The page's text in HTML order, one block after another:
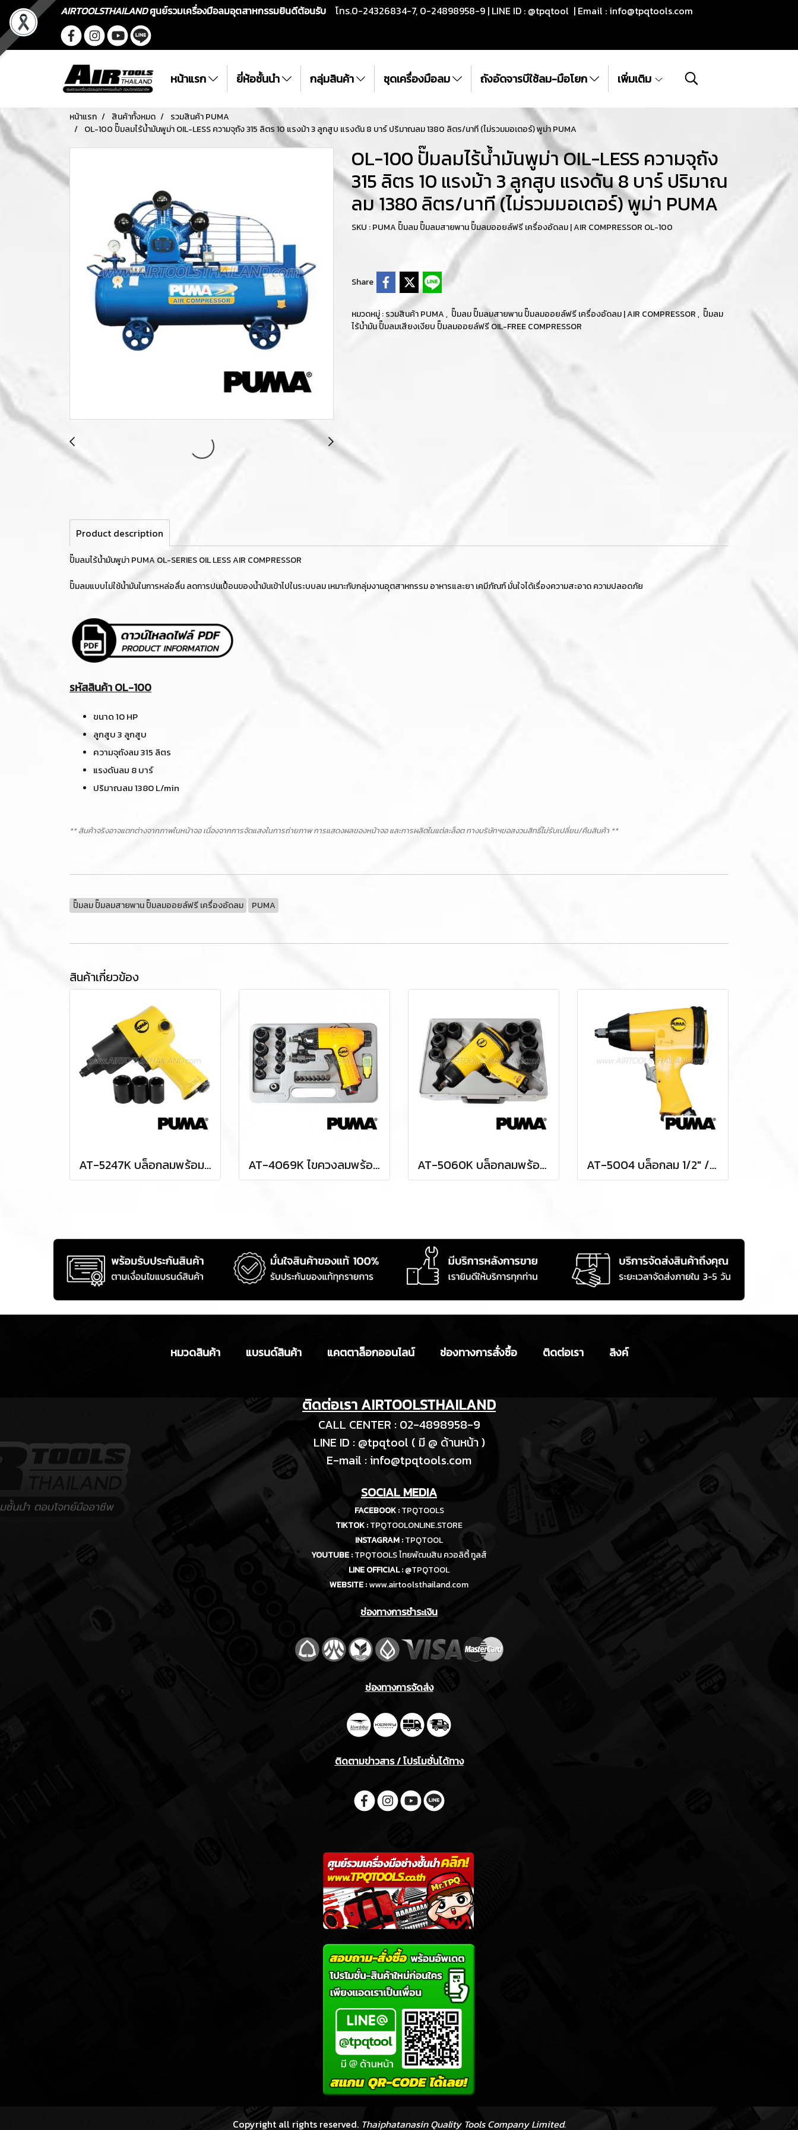
AIRTOOLSTHAILANDศูนย์รวมเครื่องมือลมอุตสาหกรรมยินดีต้อนรับ โทร.0-24326834-7, 0-24898958-9 | LINE ID : @tpqtool | Email : info@tpqtools.com
หน้าแรก ยี่ห้อชั้นนำ กลุ่มสินค้า ชุดเครื่องมือลม ถังอัดจารบีใช้ลม-มือโยก เพิ่มเติม
หน้าแรก สินค้าทั้งหมด
รวมสินค้า PUMA
OL-100 ปั๊มลมไร้น้ำมันพูม่า OIL-LESS ความจุถัง 315 ลิตร 10 แรงม้า 3 ลูกสูบ แรงดัน 8 บาร์ ปริมาณลม 1380 ลิตร/นาที (ไม่รวมมอเตอร์) พูม่า PUMA
OL-100 ปั๊มลมไร้น้ำมันพูม่า OIL-LESS ความจุถัง
315 ลิตร 10 แรงม้า 3 ลูกสูบ แรงดัน 8 บาร์ ปริมาณ
ลม 1380 ลิตร/นาที (ไม่รวมมอเตอร์) พูม่า PUMA
SKU : PUMA ปั๊มลม ปั๊มลมสายพาน ปั๊มลมออยล์ฟรี เครื่องอัดลม | AIR COMPRESSOR OL-100
Share
หมวดหมู่ :รวมสินค้า PUMA, ปั๊มลม ปั๊มลมสายพาน ปั๊มลมออยล์ฟรี เครื่องอัดลม | AIR COMPRESSOR, ปั๊มลม
ไร้น้ำมัน ปั๊มลมเสียงเงียบ ปั๊มลมออยล์ฟรี OIL-FREE COMPRESSOR
Product description
ปั๊มลมไร้น้ำมันพูม่า PUMA OL-SERIES OIL LESS AIR COMPRESSOR
ปั๊มลมแบบไม่ใช้น้ำมันในการหล่อลื่น ลดการปนเปื้อนของน้ำมันเข้าไปในระบบลม เหมาะกับกลุ่มงานอุตสาหกรรม อาหารและยา เคมีภัณฑ์ มั่นใจได้เรื่องความสะอาด ความปลอดภัย
รหัสสินค้า OL-100
ขนาด 10 HP
ลูกสูบ 3 ลูกสูบ
ความจุถังลม 315 ลิตร
แรงดันลม 8 บาร์
ปริมาณลม 1380 L/min
** สินค้าจริงอาจแตกต่างจากภาพในหน้าจอ เนื่องจากการจัดแสงในการถ่ายภาพ การแสดงผลของหน้าจอ และการผลิตในแต่ละล็อต ทางบริษัทฯขอสงวนสิทธิ์ไม่รับเปลี่ยน/คืนสินค้า **
ปั๊มลม ปั๊มลมสายพาน ปั๊มลมออยล์ฟรี เครื่องอัดลม PUMA
สินค้าเกี่ยวข้อง
AT-5247K บล็อกลมพร้อมชุดลูกบล็อก (งานหนัก) 1/2" / 4 หุน แรงบิด 400 FTLBS ความเร็วรอบ 7000 RPM ลูกบล็อก 17,19,21 มม. พูม่า "PUMA" AT-4069K ไขควงลมพร้อมลูกบล็อกลมครบชุด 3/8" / 3 หุน ความเร็วรอบ 7000 RPM แรงบิด 50 FTLBS ท่อลมเข้า 1/4" (2 หุน) แรงดันลม 90 PSI พูม่า "PUMA" AT-5060K บล็อกลมพร้อมชุดลูกบล็อก 3/4" / 6 หุน แรงบิด 500 FTLBS ความเร็วรอบ 5000 RPM ลูกบล็อก 9-24 มม. พูม่า "PUMA" AT-5004 บล็อกลม 1/2" / 4 หุน แรงบิด 230 FTLBS ความเร็วรอบ 7000 RPM พูม่า "PUMA"
หมวดสินค้า แบรนด์สินค้า แคตตาล็อกออนไลน์ ช่องทางการสั่งซื้อ ติดต่อเรา ลิงค์
ติดต่อเรา AIRTOOLSTHAILAND
CALL CENTER : 02-4898958-9
LINE ID : @tpqtool ( มี @ ด้านหน้า )
E-mail :info@tpqtools.com
SOCIAL MEDIA
FACEBOOK : TPQTOOLS
TIKTOK :TPQTOOLONLINE.STORE
INSTAGRAM :TPQTOOL
YOUTUBE :TPQTOOLS ไทยพัฒนสิน ควอลิตี้ ทูลส์
LINE OFFICIAL :@TPQTOOL
WEBSITE :www.airtoolsthailand.com
ช่องทางการชำระเงิน
ช่องทางการจัดส่ง
ติดตามข่าวสาร / โปรโมชั่นได้ทาง
Copyright all rights reserved. Thaiphatanasin Quality Tools Company Limited.